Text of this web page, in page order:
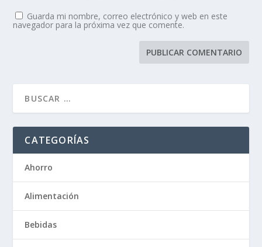
Guarda mi nombre, correo electrónico y web en este
navegador para la próxima vez que comente.
CATEGORÍAS
Ahorro
Alimentación
Bebidas